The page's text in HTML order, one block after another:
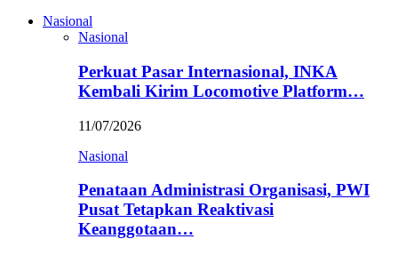
Nasional
Nasional
Perkuat Pasar Internasional, INKA
Kembali Kirim Locomotive Platform…
11/07/2026
Nasional
Penataan Administrasi Organisasi, PWI
Pusat Tetapkan Reaktivasi
Keanggotaan…